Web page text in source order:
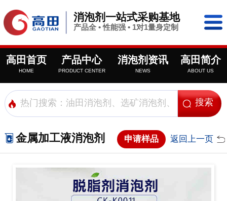
消泡剂一站式采购基地
产品全 • 性能强 • 1对1量身定制
高田首页
HOME
产品中心
PRODUCT CENTER
消泡剂资讯
NEWS
高田简介
ABOUT US
金属加工液消泡剂 申请样品 返回上一页